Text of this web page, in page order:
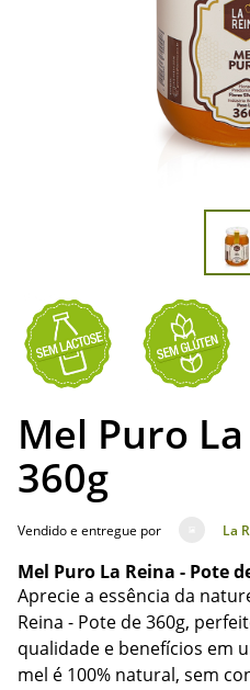
Mel Puro
360g
Vendido e entregue por La
Mel Puro La Reina - Pote
Aprecie a essência da
Reina - Pote de 360g,
qualidade e benefícios em
mel é 100% natural, sem